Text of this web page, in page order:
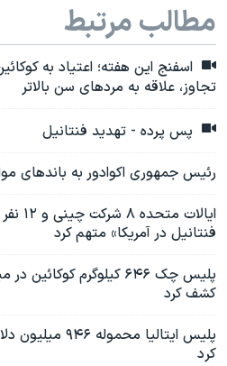
مطالب مرتبط
اسفنج این هفته؛ اعتیاد به
تجاوز، علاقه به مردهای سن بالاتر
پس پرده - تهدید فنتانیل
رئیس جمهوری اکوادور به باندهای
فنتانیل در آمریکا» متهم کرد
پلیس چک ۶۴۶ کیلوگرم
کشف کرد
پلیس ایتالیا
کرد